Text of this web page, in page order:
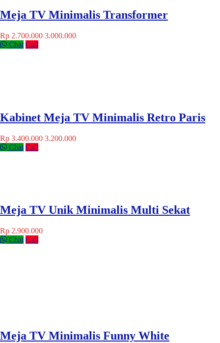
Meja TV Minimalis Transformer
Rp 2.700.000 3.000.000
Chat Call
Kabinet Meja TV Minimalis Retro Paris
Rp 3.400.000 3.200.000
Chat Call
Meja TV Unik Minimalis Multi Sekat
Rp 2.900.000
Chat Call
Meja TV Minimalis Funny White